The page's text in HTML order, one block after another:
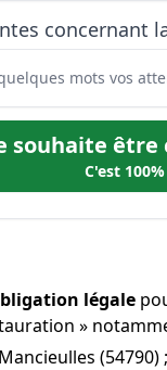
concernant
souhaite être
C'est
légale
»
(54790) ;